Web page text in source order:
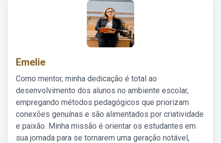
Emelie
Como mentor, minha dedicação é total ao
desenvolvimento dos alunos no ambiente escolar,
empregando métodos pedagógicos que priorizam
conexões genuínas e são alimentados por criatividade
e paixão. Minha missão é orientar os estudantes em
sua jornada para se tornarem uma geração notável,